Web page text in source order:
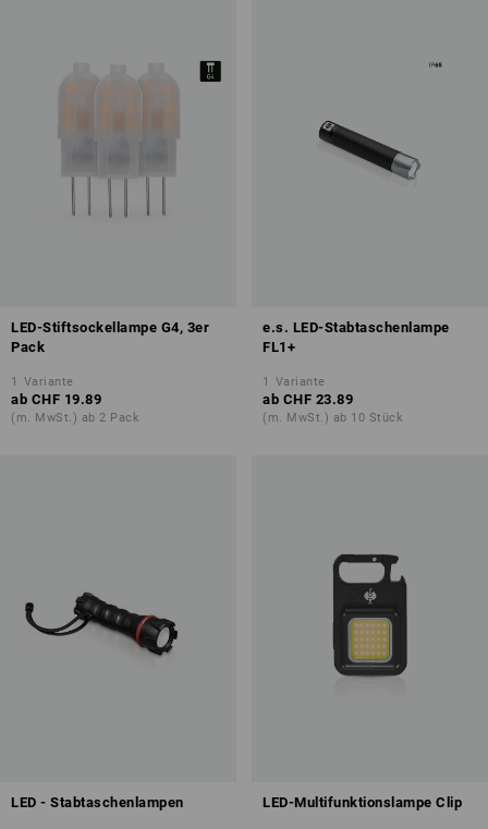
LED-Stiftsockellampe G4, 3er
Pack
1 Variante
ab CHF 19.89
(m. MwSt.) ab 2 Pack
e.s. LED-Stabtaschenlampe
FL1+
1 Variante
ab CHF 23.89
(m. MwSt.) ab 10 Stück
LED - Stabtaschenlampen LED-Multifunktionslampe Clip